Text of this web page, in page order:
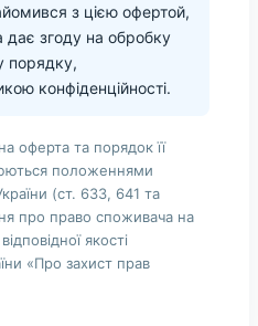
з цією офертой,
дає згоду на обробку
порядку,
конфіденційності.
оферта та порядок її
положеннями
(ст. 633, 641 та
про право споживача на
якості
«Про захист прав